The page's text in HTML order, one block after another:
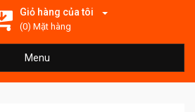
Giỏ hàng của tôi
(0) Mặt hàng
Menu